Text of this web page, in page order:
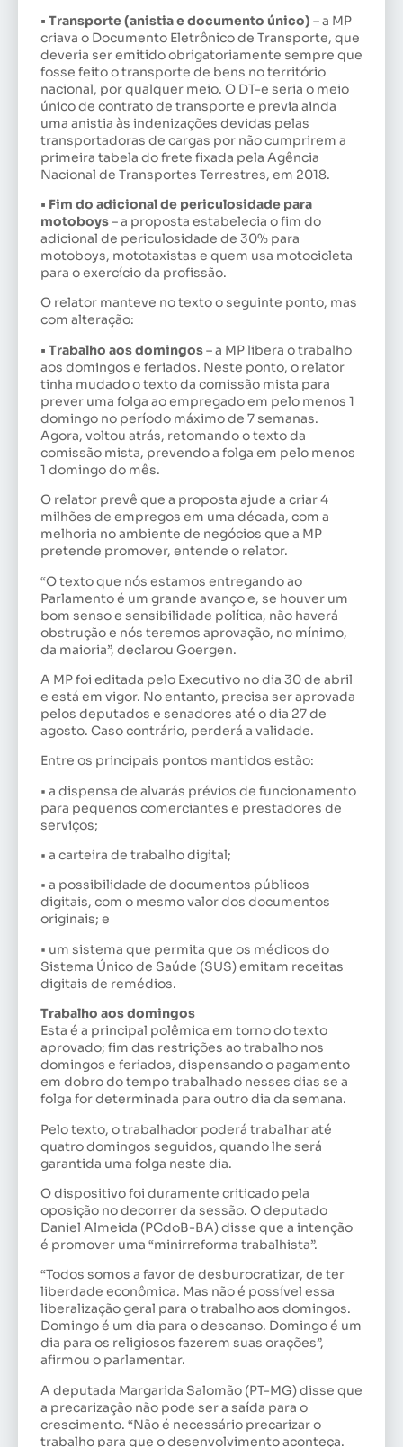
• Transporte (anistia e documento único) – a MP
criava o Documento Eletrônico de Transporte, que
deveria ser emitido obrigatoriamente sempre que
fosse feito o transporte de bens no território
nacional, por qualquer meio. O DT-e seria o meio
único de contrato de transporte e previa ainda
uma anistia às indenizações devidas pelas
transportadoras de cargas por não cumprirem a
primeira tabela do frete fixada pela Agência
Nacional de Transportes Terrestres, em 2018.
• Fim do adicional de periculosidade para
motoboys– a proposta estabelecia o fim do
adicional de periculosidade de 30% para
motoboys, mototaxistas e quem usa motocicleta
para o exercício da profissão.
O relator manteve no texto o seguinte ponto, mas
com alteração:
• Trabalho aos domingos– a MP libera o trabalho
aos domingos e feriados. Neste ponto, o relator
tinha mudado o texto da comissão mista para
prever uma folga ao empregado em pelo menos 1
domingo no período máximo de 7 semanas.
Agora, voltou atrás, retomando o texto da
comissão mista, prevendo a folga em pelo menos
1 domingo do mês.
O relator prevê que a proposta ajude a criar 4
milhões de empregos em uma década, com a
melhoria no ambiente de negócios que a MP
pretende promover, entende o relator.
“O texto que nós estamos entregando ao
Parlamento é um grande avanço e, se houver um
bom senso e sensibilidade política, não haverá
obstrução e nós teremos aprovação, no mínimo,
da maioria”, declarou Goergen.
A MP foi editada pelo Executivo no dia 30 de abril
e está em vigor. No entanto, precisa ser aprovada
pelos deputados e senadores até o dia 27 de
agosto. Caso contrário, perderá a validade.
Entre os principais pontos mantidos estão:
• a dispensa de alvarás prévios de funcionamento
para pequenos comerciantes e prestadores de
serviços;
• a carteira de trabalho digital;
• a possibilidade de documentos públicos
digitais, com o mesmo valor dos documentos
originais; e
• um sistema que permita que os médicos do
Sistema Único de Saúde (SUS) emitam receitas
digitais de remédios.
Trabalho aos domingos
Esta é a principal polêmica em torno do texto
aprovado; fim das restrições ao trabalho nos
domingos e feriados, dispensando o pagamento
em dobro do tempo trabalhado nesses dias se a
folga for determinada para outro dia da semana.
Pelo texto, o trabalhador poderá trabalhar até
quatro domingos seguidos, quando lhe será
garantida uma folga neste dia.
O dispositivo foi duramente criticado pela
oposição no decorrer da sessão. O deputado
Daniel Almeida (PCdoB-BA) disse que a intenção
é promover uma “minirreforma trabalhista”.
“Todos somos a favor de desburocratizar, de ter
liberdade econômica. Mas não é possível essa
liberalização geral para o trabalho aos domingos.
Domingo é um dia para o descanso. Domingo é um
dia para os religiosos fazerem suas orações”,
afirmou o parlamentar.
A deputada Margarida Salomão (PT-MG) disse que
a precarização não pode ser a saída para o
crescimento. “Não é necessário precarizar o
trabalho para que o desenvolvimento aconteça.